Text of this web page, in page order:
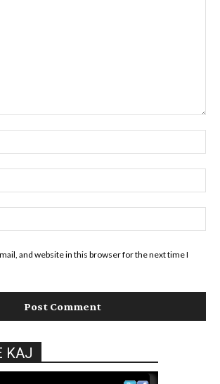
and website in this browser for the next time I
KAJ